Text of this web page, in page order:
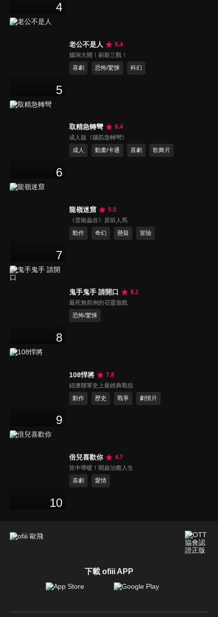
4
5
老公不是人
6.4
腦洞大開！刷新三觀！
喜劇
恐怖/驚悚 科幻
6
取精急轉彎
6.4
成人版《腦筋急轉彎》
成人
動畫/卡通 喜劇 歌舞片
7
龍嶺迷窟
5.5
《雲南蟲谷》原班人馬
動作
奇幻 懸疑 冒險
8
鬼手鬼手 請開口
8.1
最死無前例的召靈遊戲
恐怖/驚悚
9
108悍將
7.8
紐澳聯軍史上最經典戰役
動作
歷史 戰爭 劇情片
10
倍兒喜歡你
4.7
笑中帶暖！開啟治癒人生
喜劇
愛情
下載 ofiii APP